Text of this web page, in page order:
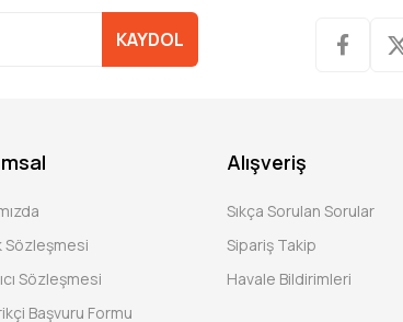
KAYDOL
Sözleşmesi
Sözleşmesi
Başvuru Formu
Alışveriş
Sıkça Sorulan Sorular
Sipariş Takip
Havale Bildirimleri